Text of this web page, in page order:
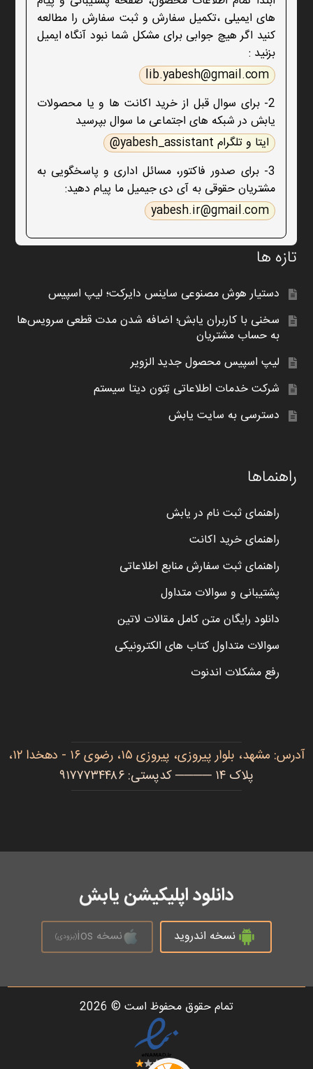
های ایمیلی ،تکمیل سفارش و ثبت سفارش را مطالعه
کنید اگر هیچ جوابی برای مشکل شما نبود آنگاه ایمیل
بزنید :
lib.yabesh@gmail.com
2- برای سوال قبل از خرید اکانت ها و یا محصولات
یابش در شبکه های اجتماعی ما سوال بپرسید
ایتا و تلگرام yabesh_assistant@
3- برای صدور فاکتور، مسائل اداری و پاسخگویی به
مشتریان حقوقی به آی دی جیمیل ما پیام دهید:
yabesh.ir@gmail.com
تازه ها
دستیار هوش مصنوعی ساینس دایرکت؛ لیپ اسپیس
سخنی با کاربران یابش؛ اضافه شدن مدت قطعی سرویس‌ها
به حساب مشتریان
لیپ اسپیس محصول جدید الزویر
شرکت خدمات اطلاعاتی تِتون دیتا سیستم
دسترسی به سایت یابش
راهنماها
راهنمای ثبت نام در یابش
راهنمای خرید اکانت
راهنمای ثبت سفارش منابع اطلاعاتی
پشتیبانی و سوالات متداول
دانلود رایگان متن کامل مقالات لاتین
سوالات متداول کتاب های الکترونیکی
رفع مشکلات اندنوت
آدرس: مشهد، بلوار پیروزی، پیروزی ۱۵، رضوی ۱۶ - دهخدا ۱۲،
پلاک ۱۴ ──── کدپستی: ۹۱۷۷۷۳۴۴۸۶
دانلود اپلیکیشن یابش
نسخه اندروید نسخه ios (بزودی)
تمام حقوق محفوظ است © 2026